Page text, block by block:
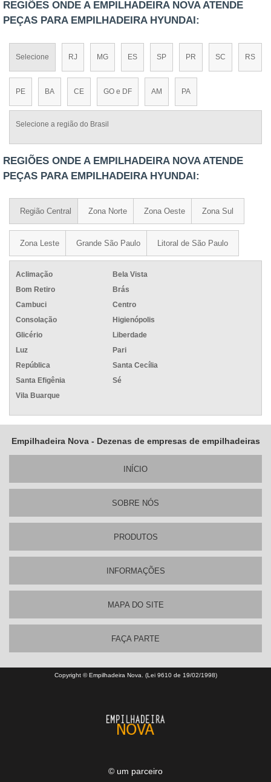
REGIÕES ONDE A EMPILHADEIRA NOVA ATENDE
PEÇAS PARA EMPILHADEIRA HYUNDAI:
Selecione RJ MG ES SP PR SC RS
PE BA CE GO e DF AM PA
Selecione a região do Brasil
REGIÕES ONDE A EMPILHADEIRA NOVA ATENDE
PEÇAS PARA EMPILHADEIRA HYUNDAI:
Região Central Zona Norte Zona Oeste Zona Sul
Zona Leste Grande São Paulo Litoral de São Paulo
Aclimação
Bela Vista
Bom Retiro
Brás
Cambuci
Centro
Consolação
Higienópolis
Glicério
Liberdade
Luz
Pari
República
Santa Cecília
Santa Efigênia
Sé
Vila Buarque
Empilhadeira Nova - Dezenas de empresas de empilhadeiras
INÍ­CIO
SOBRE NÓS
PRODUTOS
INFORMAÇÕES
MAPA DO SITE
FAÇA PARTE
Copyright © Empilhadeira Nova. (Lei 9610 de 19/02/1998)
© um parceiro